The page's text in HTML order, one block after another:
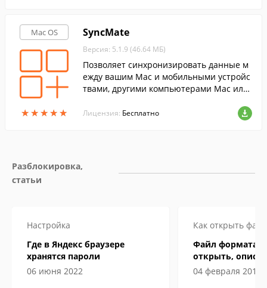
Mac OS
★★★★★
★★★★★
SyncMate
Версия: 5.1.9 (46.64 МБ)
Позволяет синхронизировать данные м
ежду вашим Mac и мобильными устройс
твами, другими компьютерами Mac или
Лицензия: Бесплатно
Разблокировка,
статьи
Настройка
Где в Яндекс браузере
хранятся пароли
06 июня 2022
Как открыть файл
Файл формата
открыть,
особенности
04 февраля 2019